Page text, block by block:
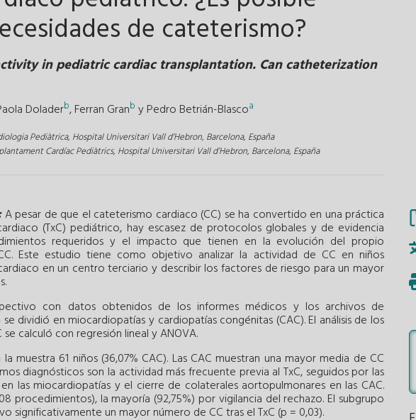
de cateterismo?
in pediatric cardiac transplantation. Can catheterization
Doladerb,Ferran Granb yPedro Betrián-Blascoa
Pediàtrica, Hospital Universitari Vall d’Hebron, Barcelona, España
Cardíac Pediàtrics, Hospital Universitari Vall d’Hebron, Barcelona, España
A pesar de que el cateterismo cardiaco (CC) se ha convertido en una práctica
(TxC) pediátrico, hay escasez de protocolos globales y de evidencia
requeridos y el impacto que tienen en la evolución del propio
Este estudio tiene como objetivo analizar la actividad de CC en niños
en un centro terciario y describir los factores de riesgo para un mayor
con datos obtenidos de los informes médicos y los archivos de
dividió en miocardiopatías y cardiopatías congénitas (CAC). El análisis de los
calculó con regresión lineal y ANOVA.
muestra 61 niños (36,07% CAC). Las CAC muestran una mayor media de CC
diagnósticos son la actividad más frecuente previa al TxC, seguidos por las
las miocardiopatías y el cierre de colaterales aortopulmonares en las CAC.
procedimientos), la mayoría (92,75%) por vigilancia del rechazo. El subgrupo
significativamente un mayor número de CC tras el TxC (p = 0,03).